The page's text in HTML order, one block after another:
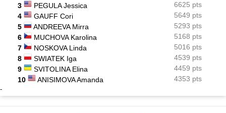
3
PEGULA Jessica
6625 pts
4
GAUFF Cori
5649 pts
5
ANDREEVA Mirra
5293 pts
6
MUCHOVA Karolina
5168 pts
7
NOSKOVA Linda
5016 pts
8
SWIATEK Iga
4539 pts
9
SVITOLINA Elina
4459 pts
10
ANISIMOVA Amanda 4353 pts
-